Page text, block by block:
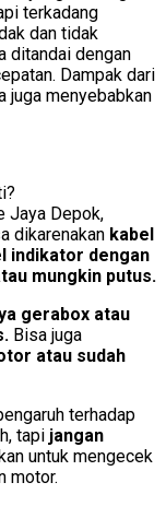
terkadang
dan tidak
ditandai dengan
Dampak dari
juga menyebabkan
Jaya Depok,
dikarenakan kabel
indikator dengan
mungkin putus.
gerabox atau
Bisa juga
atau sudah
terhadap
tapi jangan
untuk mengecek
motor.